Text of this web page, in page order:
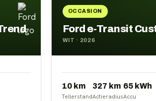
OCCASION
Ford e-Transit
WIT · 2026
10 km
Tellerstand
327 km
Actieradius
65kWh
Accu